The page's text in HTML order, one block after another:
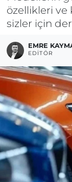
özellikleri ve
sizler için
EMRE
EDITÖR